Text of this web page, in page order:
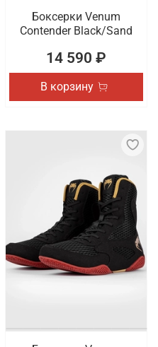
Боксерки Venum
Contender Black/Sand
14 590 ₽
В корзину